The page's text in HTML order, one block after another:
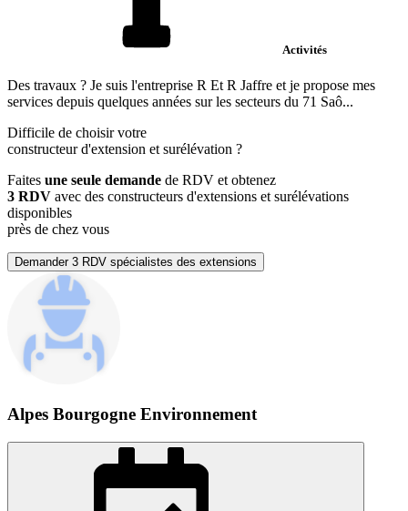
Activités
Des travaux ? Je suis l'entreprise R Et R Jaffre et je propose mes
services depuis quelques années sur les secteurs du 71 Saô...
Difficile de choisir votre
constructeur d'extension et surélévation ?
Faites une seule demande de RDV et obtenez
3 RDV avec des constructeurs d'extensions et surélévations
disponibles
près de chez vous
Demander 3 RDV spécialistes des extensions
Alpes Bourgogne Environnement